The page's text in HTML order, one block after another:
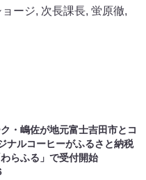
ージ, 次長課長, 蛍原徹,
・嶋佐が地元富士吉田市とコ
ナルコーヒーがふるさと納税
らふる」で受付開始